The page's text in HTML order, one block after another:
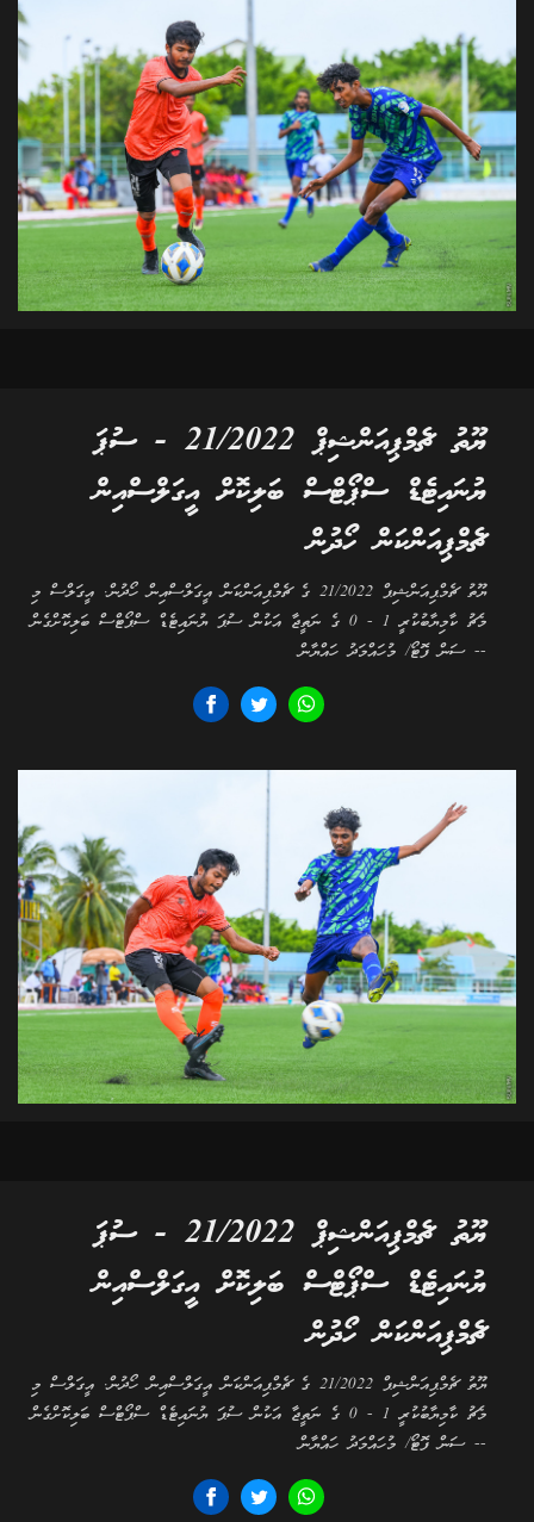
ޔޫތު ޗެމްޕިއަންޝިޕް 21/2022 - ސުޕަ
ޔުނައިޓެޑް ސްޕޯޓްސް ބަލިކޮށް އީގަލްސްއިން
ޗެމްޕިއަންކަން ހޯދުން
ޔޫތު ޗެމްޕިއަންޝިޕް 21/2022 ގެ ޗެމްޕިއަންކަން އީގަލްސްއިން ހޯދުން. އީގަލްސް މި
މެޗު ކާމިޔާބުކުރީ 1 - 0 ގެ ނަތީޖާ އަކުން ސުޕަ ޔުނައިޓެޑް ސްޕޯޓްސް ބަލިކޮށްގެން
-- ސަން ފޮޓޯ/ މުހައްމަދު ހައްޔާން
ޔޫތު ޗެމްޕިއަންޝިޕް 21/2022 - ސުޕަ
ޔުނައިޓެޑް ސްޕޯޓްސް ބަލިކޮށް އީގަލްސްއިން
ޗެމްޕިއަންކަން ހޯދުން
ޔޫތު ޗެމްޕިއަންޝިޕް 21/2022 ގެ ޗެމްޕިއަންކަން އީގަލްސްއިން ހޯދުން. އީގަލްސް މި
މެޗު ކާމިޔާބުކުރީ 1 - 0 ގެ ނަތީޖާ އަކުން ސުޕަ ޔުނައިޓެޑް ސްޕޯޓްސް ބަލިކޮށްގެން
-- ސަން ފޮޓޯ/ މުހައްމަދު ހައްޔާން